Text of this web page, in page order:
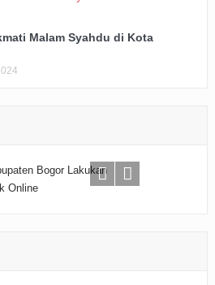
Malam Syahdu di Kota